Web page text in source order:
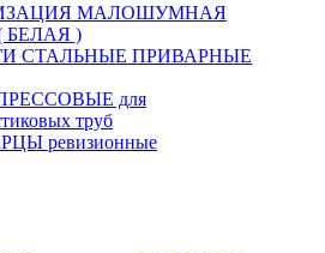
МАЛОШУМНАЯ
( БЕЛАЯ )
СТАЛЬНЫЕ ПРИВАРНЫЕ
для
труб
ревизионные